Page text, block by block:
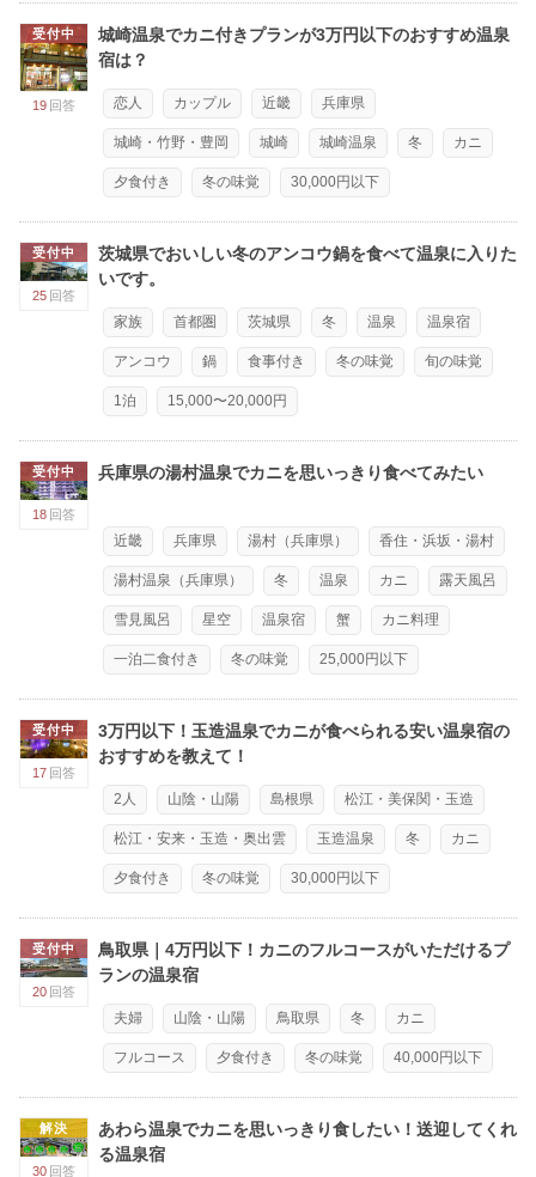
受付中
19 回答
城崎温泉でカニ付きプランが3万円以下のおすすめ温泉
宿は？
恋人 カップル 近畿 兵庫県
城崎・竹野・豊岡 城崎 城崎温泉 冬 カニ
夕食付き 冬の味覚 30,000円以下
受付中
25 回答
茨城県でおいしい冬のアンコウ鍋を食べて温泉に入りた
いです。
家族 首都圏 茨城県 冬 温泉 温泉宿
アンコウ 鍋 食事付き 冬の味覚 旬の味覚
1泊 15,000〜20,000円
受付中
18 回答
兵庫県の湯村温泉でカニを思いっきり食べてみたい
近畿 兵庫県 湯村（兵庫県） 香住・浜坂・湯村
湯村温泉（兵庫県） 冬 温泉 カニ 露天風呂
雪見風呂 星空 温泉宿 蟹 カニ料理
一泊二食付き 冬の味覚 25,000円以下
受付中
17 回答
3万円以下！玉造温泉でカニが食べられる安い温泉宿の
おすすめを教えて！
2人 山陰・山陽 島根県 松江・美保関・玉造
松江・安来・玉造・奥出雲 玉造温泉 冬 カニ
夕食付き 冬の味覚 30,000円以下
受付中
20 回答
鳥取県｜4万円以下！カニのフルコースがいただけるプ
ランの温泉宿
夫婦 山陰・山陽 鳥取県 冬 カニ
フルコース 夕食付き 冬の味覚 40,000円以下
解決
30 回答
あわら温泉でカニを思いっきり食したい！送迎してくれ
る温泉宿